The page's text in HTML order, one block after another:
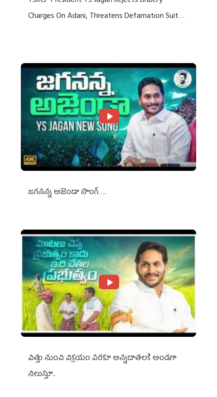
Charges On Adani, Threatens Defamation Suit
జగనన్న అజెండా సాంగ్….
విత్తు నుంచి విక్రయం వరకూ అన్నదాతలకి అండగా
నిలుస్తూ..